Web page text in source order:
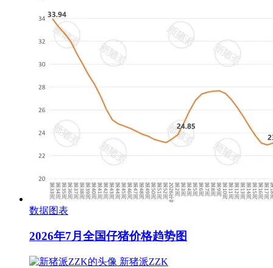
数据图表
2026年7月全国仔猪价格趋势图
新猪派ZZK